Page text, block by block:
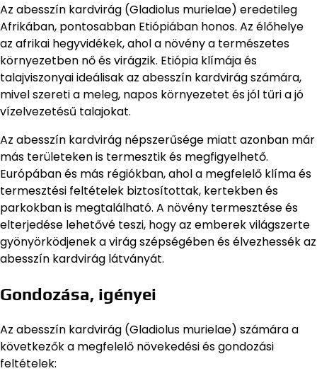
Az abesszín kardvirág (Gladiolus murielae) eredetileg
Afrikában, pontosabban Etiópiában honos. Az élőhelye
az afrikai hegyvidékek, ahol a növény a természetes
környezetben nő és virágzik. Etiópia klímája és
talajviszonyai ideálisak az abesszín kardvirág számára,
mivel szereti a meleg, napos környezetet és jól tűri a jó
vízelvezetésű talajokat.
Az abesszín kardvirág népszerűsége miatt azonban már
más területeken is termesztik és megfigyelhető.
Európában és más régiókban, ahol a megfelelő klíma és
termesztési feltételek biztosítottak, kertekben és
parkokban is megtalálható. A növény termesztése és
elterjedése lehetővé teszi, hogy az emberek világszerte
gyönyörködjenek a virág szépségében és élvezhessék az
abesszín kardvirág látványát.
Gondozása, igényei
Az abesszín kardvirág (Gladiolus murielae) számára a
következők a megfelelő növekedési és gondozási
feltételek: